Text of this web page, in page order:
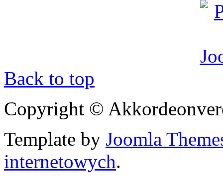
Back to top
Copyright ©
Template by Joomla
internetowych.